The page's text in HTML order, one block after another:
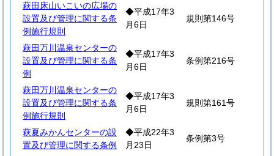
萩田床山いこいの広場の
設置及び管理に関する条
例施行規則
◆平成17年3
月6日
規則第146号
萩田万川温泉センターの
設置及び管理に関する条
例
◆平成17年3
月6日
条例第216号
萩田万川温泉センターの
設置及び管理に関する条
例施行規則
◆平成17年3
月6日
規則第161号
萩夏みかんセンターの設
置及び管理に関する条例
◆平成22年3
月23日
条例第3号